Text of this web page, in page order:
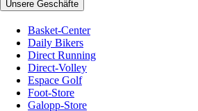
Unsere Geschäfte
Basket-Center
Daily Bikers
Direct Running
Direct-Volley
Espace Golf
Foot-Store
Galopp-Store